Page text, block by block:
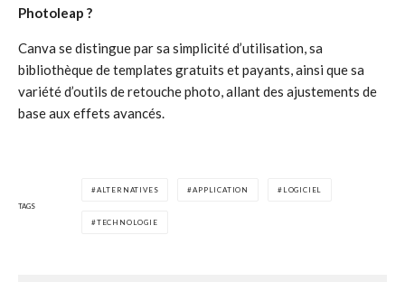
Photoleap ?
Canva se distingue par sa simplicité d’utilisation, sa
bibliothèque de templates gratuits et payants, ainsi que sa
variété d’outils de retouche photo, allant des ajustements de
base aux effets avancés.
TAGS
ALTERNATIVES APPLICATION LOGICIEL
TECHNOLOGIE